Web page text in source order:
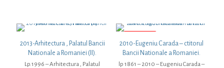
2013-Arhitectura , Palatul Bancii
Nationale a Romaniei (II).
Lp.1996 – Arhitectura , Palatul
2010-Eugeniu Carada – ctitorul
Bancii Nationale a Romaniei.
lp 1861 – 2010 – Eugeniu Carada –